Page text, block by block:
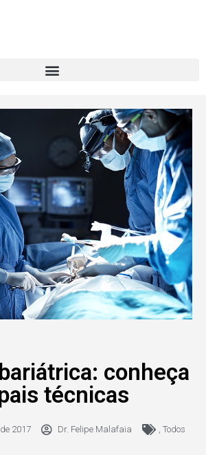
conheça
técnicas
2017 Dr. Felipe Malafaia , Todos